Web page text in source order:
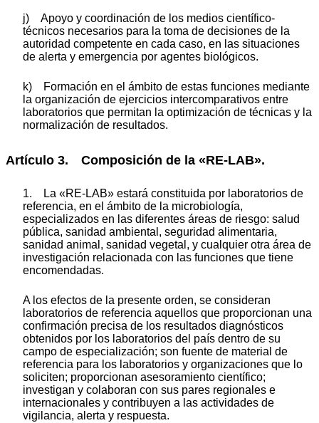
j) Apoyo y coordinación de los medios científico-
técnicos necesarios para la toma de decisiones de la
autoridad competente en cada caso, en las situaciones
de alerta y emergencia por agentes biológicos.
k) Formación en el ámbito de estas funciones mediante
la organización de ejercicios intercomparativos entre
laboratorios que permitan la optimización de técnicas y la
normalización de resultados.
Artículo 3. Composición de la «RE-LAB».
1. La «RE-LAB» estará constituida por laboratorios de
referencia, en el ámbito de la microbiología,
especializados en las diferentes áreas de riesgo: salud
pública, sanidad ambiental, seguridad alimentaria,
sanidad animal, sanidad vegetal, y cualquier otra área de
investigación relacionada con las funciones que tiene
encomendadas.
A los efectos de la presente orden, se consideran
laboratorios de referencia aquellos que proporcionan una
confirmación precisa de los resultados diagnósticos
obtenidos por los laboratorios del país dentro de su
campo de especialización; son fuente de material de
referencia para los laboratorios y organizaciones que lo
soliciten; proporcionan asesoramiento científico;
investigan y colaboran con sus pares regionales e
internacionales y contribuyen a las actividades de
vigilancia, alerta y respuesta.